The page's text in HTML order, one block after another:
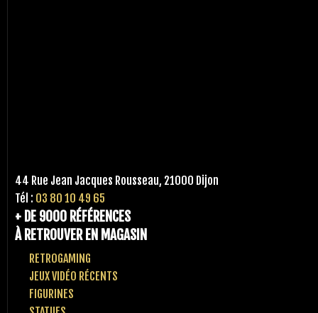
44 Rue Jean Jacques Rousseau, 21000 Dijon
Tél : 03 80 10 49 65
+ DE 9000 RÉFÉRENCES
À RETROUVER EN MAGASIN
RETROGAMING
JEUX VIDÉO RÉCENTS
FIGURINES